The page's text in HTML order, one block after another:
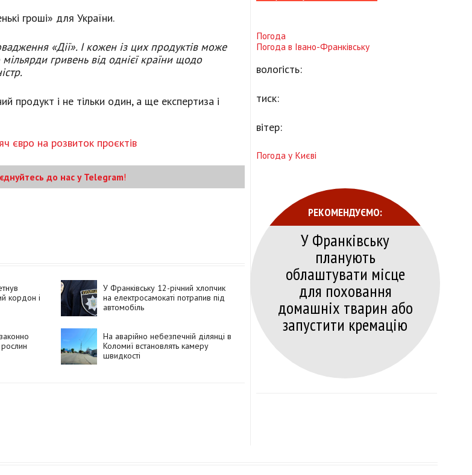
гроші» для України.
«Дії». І кожен із цих продуктів може
гривень від однієї країни щодо
продукт і не тільки один, а ще експертиза і
євро на розвиток проєктів
до нас у Telegram!
кордон і
У Франківську 12-річний хлопчик
на електросамокаті потрапив під
автомобіль
На аварійно небезпечній ділянці в
Коломиї встановлять камеру
швидкості
Погода
Погода в Івано-Франківську
вологість:
тиск:
вітер:
Погода у Києві
РЕКОМЕНДУЄМО:
У Франківську
планують
облаштувати місце
для поховання
домашніх тварин або
запустити кремацію